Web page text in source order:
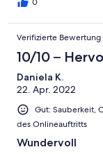
Verifizierte Bewertung
10/10 –
Daniela K.
22. Apr. 2022
Gut: Sauberkeit,
des Onlineauftritts
Wundervoll